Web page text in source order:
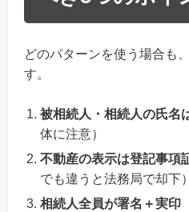
どのパターンを使う場合も
す。
被相続人・相続人の氏名
体に注意）
不動産の表示は登記事項
でも違うと法務局で却下）
相続人全員が署名＋実印